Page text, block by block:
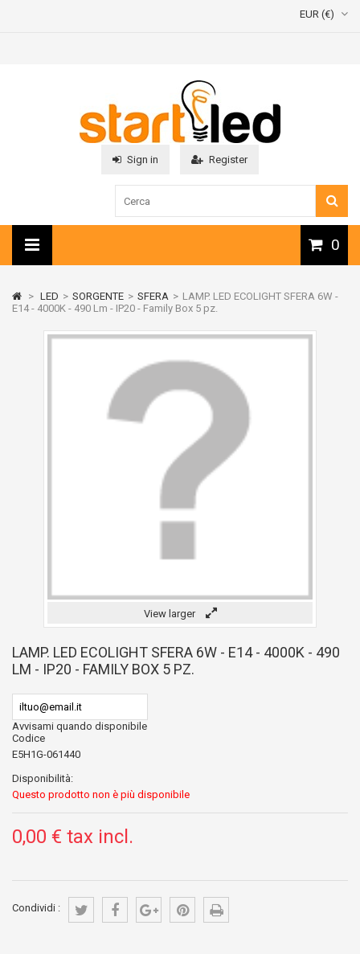
EUR (€)
Sign in Register
0
> LED > SORGENTE > SFERA > LAMP. LED ECOLIGHT SFERA 6W -
E14 - 4000K - 490 Lm - IP20 - Family Box 5 pz.
View larger
LAMP. LED ECOLIGHT SFERA 6W - E14 - 4000K - 490
LM - IP20 - FAMILY BOX 5 PZ.
Avvisami quando disponibile
Codice
E5H1G-061440
Disponibilità:
Questo prodotto non è più disponibile
0,00 € tax incl.
Condividi :